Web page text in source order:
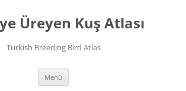
Üreyen Kuş Atlası
Turkish Breeding Bird Atlas
Menü